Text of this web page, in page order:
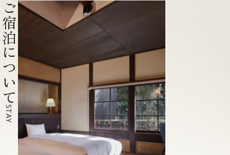
ついて
STAY